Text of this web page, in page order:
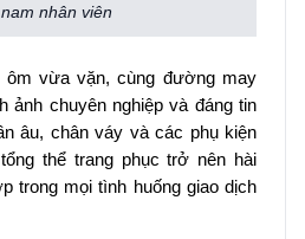
nhân viên
ôm vừa vặn, cùng đường may
ảnh chuyên nghiệp và đáng tin
âu, chân váy và các phụ kiện
thể trang phục trở nên hài
trong mọi tình huống giao dịch